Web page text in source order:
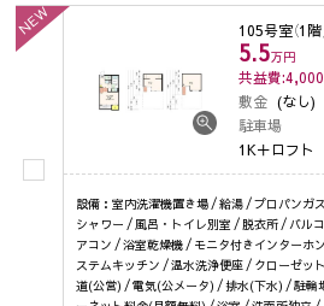
NEW 105号室（1
5.5万円
共益費:4,000
敷金 (なし)
駐車場
1K＋ロフト
設備：室内洗濯機置き場 / 給湯 / プロパンガ
シャワー / 風呂・トイレ別室 / 脱衣所 / バル
アコン / 浴室乾燥機 / モニタ付きインターホ
ステムキッチン / 温水洗浄便座 / クローゼッ
道(公営) / 電気(公メータ) / 排水(下水) / 駐輪